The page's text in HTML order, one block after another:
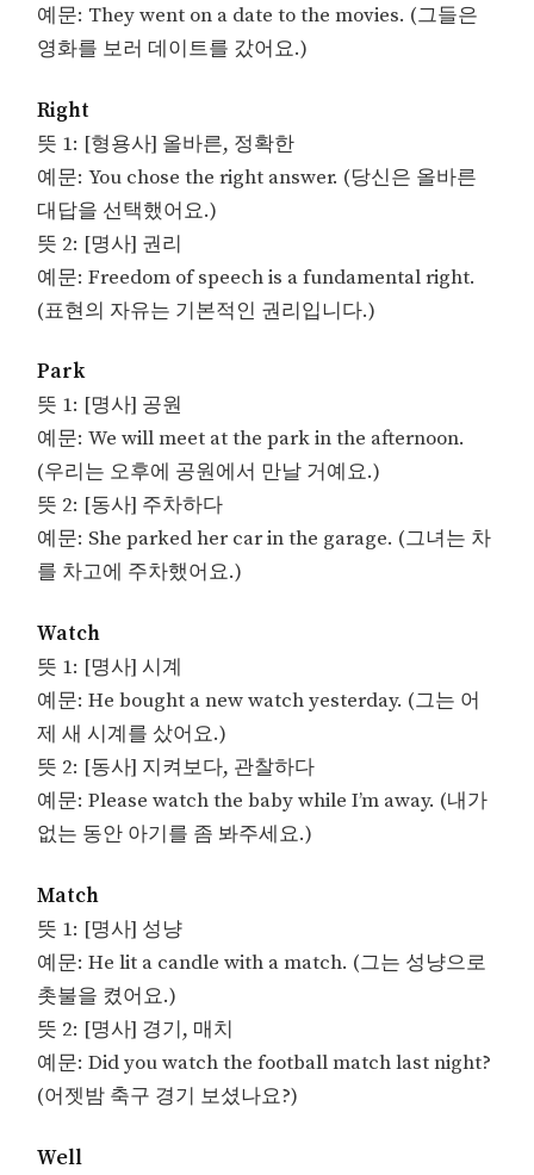
예문: They went on a date to the movies. (그들은
영화를 보러 데이트를 갔어요.)
Right
뜻 1: [형용사] 올바른, 정확한
예문: You chose the right answer. (당신은 올바른
대답을 선택했어요.)
뜻 2: [명사] 권리
예문: Freedom of speech is a fundamental right.
(표현의 자유는 기본적인 권리입니다.)
Park
뜻 1: [명사] 공원
예문: We will meet at the park in the afternoon.
(우리는 오후에 공원에서 만날 거예요.)
뜻 2: [동사] 주차하다
예문: She parked her car in the garage. (그녀는 차
를 차고에 주차했어요.)
Watch
뜻 1: [명사] 시계
예문: He bought a new watch yesterday. (그는 어
제 새 시계를 샀어요.)
뜻 2: [동사] 지켜보다, 관찰하다
예문: Please watch the baby while I’m away. (내가
없는 동안 아기를 좀 봐주세요.)
Match
뜻 1: [명사] 성냥
예문: He lit a candle with a match. (그는 성냥으로
촛불을 켰어요.)
뜻 2: [명사] 경기, 매치
예문: Did you watch the football match last night?
(어젯밤 축구 경기 보셨나요?)
Well